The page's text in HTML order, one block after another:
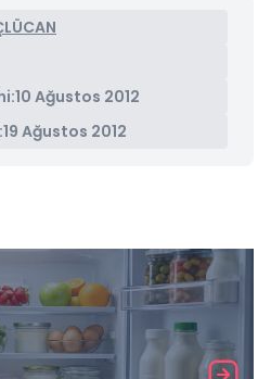
10 Ağustos 2012
19 Ağustos 2012